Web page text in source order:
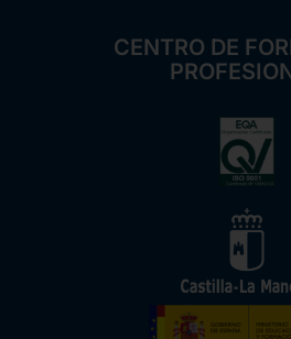
CENTRO DE